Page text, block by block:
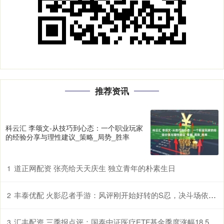
推荐资讯
科云汇 李颂文-从技巧到心态：一个职业玩家
的经验分享与理性建议_策略_局势_胜率
1 道正网配资 张亮给天天庆生 独立青年的朴素生日
2 丰泰优配 火影忍者手游：风评刚开始好转的S忍，决斗场依旧查无此人？
3 汇丰配资 三季报点评：国泰中证医疗ETF基金季度涨幅18.53%